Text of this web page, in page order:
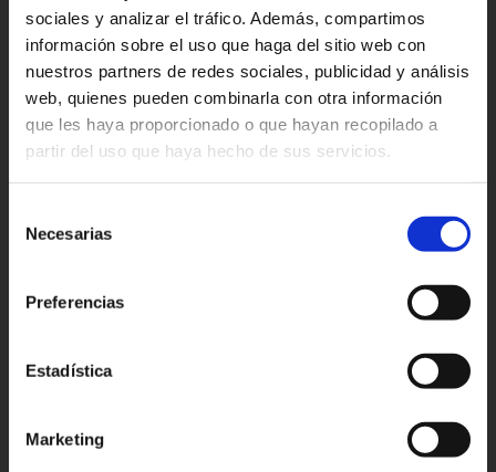
sociales y analizar el tráfico. Además, compartimos
información sobre el uso que haga del sitio web con
nuestros partners de redes sociales, publicidad y análisis
web, quienes pueden combinarla con otra información
que les haya proporcionado o que hayan recopilado a
partir del uso que haya hecho de sus servicios.
Necesarias
Preferencias
Estadística
Marketing
SNGARNATA (Panoramic)
cerramientos de
grandes dimensiones
con hojas de hasta 3,3